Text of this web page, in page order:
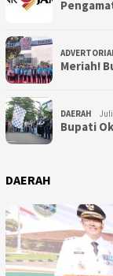
Meriah!
DAERAH Juli
Bupati
DAERAH